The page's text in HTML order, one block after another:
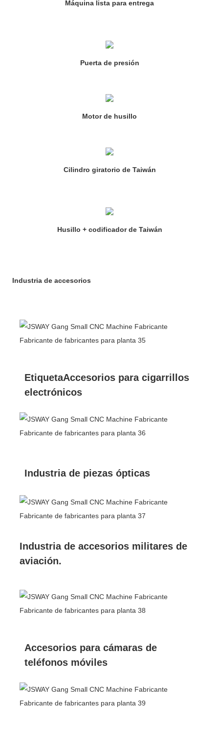
Máquina lista para entrega
Puerta de presión
Motor de husillo
Cilindro giratorio de Taiwán
Husillo + codificador de Taiwán
Industria de accesorios
EtiquetaAccesorios para cigarrillos
electrónicos
Industria de piezas ópticas
Industria de accesorios militares de
aviación.
Accesorios para cámaras de
teléfonos móviles